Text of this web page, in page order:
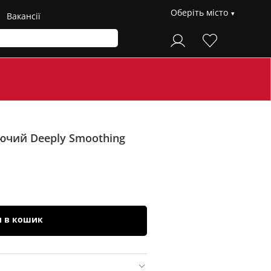
Вакансії Оберіть місто
Deeply Smoothing
в кошик